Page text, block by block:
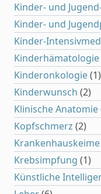
Kinder- und
Kinder- und
Kinder-
Kinderhämatologie
Kinderonkologie(1)
Kinderwunsch (2)
Klinische Anatomie
Kopfschmerz (2)
Krankenhauskeime
Krebsimpfung (1)
Künstliche